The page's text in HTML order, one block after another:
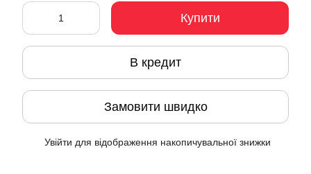
Купити
В кредит
Замовити швидко
Увійти для відображення накопичувальної знижки